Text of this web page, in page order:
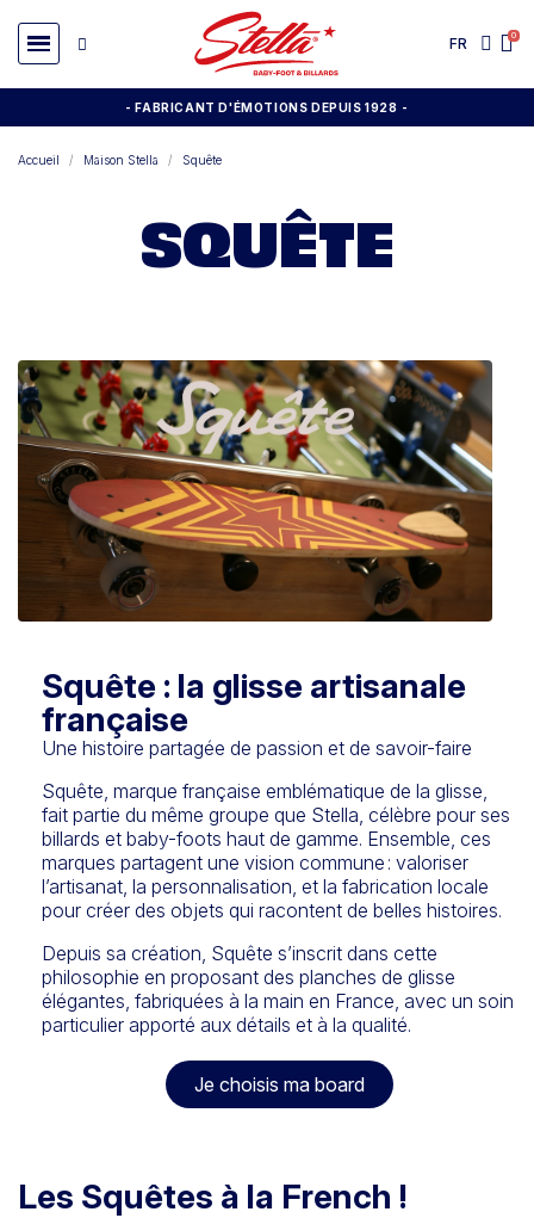
FR
- FABRICANT D'ÉMOTIONS DEPUIS 1928 -
Accueil Maison Stella Squête
SQUÊTE
Squête : la glisse artisanale
française
Une histoire partagée de passion et de savoir-faire
Squête, marque française emblématique de la glisse,
fait partie du même groupe que Stella, célèbre pour ses
billards et baby-foots haut de gamme. Ensemble, ces
marques partagent une vision commune : valoriser
l’artisanat, la personnalisation, et la fabrication locale
pour créer des objets qui racontent de belles histoires.
Depuis sa création, Squête s’inscrit dans cette
philosophie en proposant des planches de glisse
élégantes, fabriquées à la main en France, avec un soin
particulier apporté aux détails et à la qualité.
Je choisis ma board
Les Squêtes à la French !